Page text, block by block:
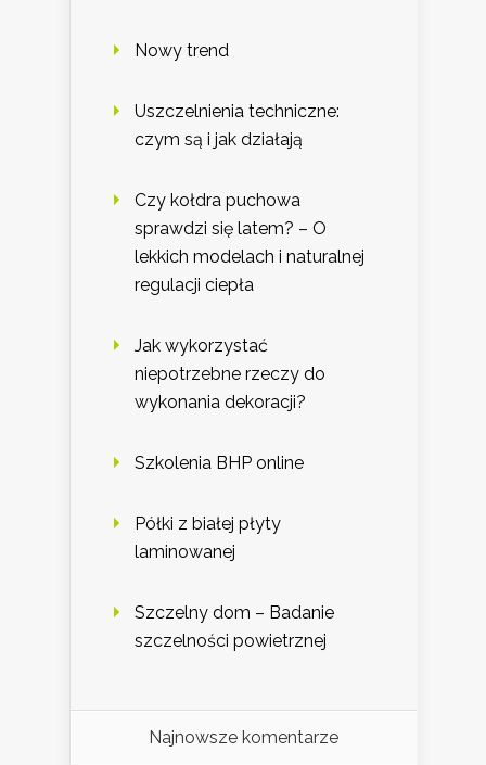
Nowy trend
Uszczelnienia techniczne:
czym są i jak działają
Czy kołdra puchowa
sprawdzi się latem? – O
lekkich modelach i naturalnej
regulacji ciepła
Jak wykorzystać
niepotrzebne rzeczy do
wykonania dekoracji?
Szkolenia BHP online
Półki z białej płyty
laminowanej
Szczelny dom – Badanie
szczelności powietrznej
Najnowsze komentarze